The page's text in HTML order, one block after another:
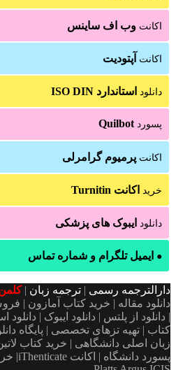
اکانت وب اف ساینس
اکانت آپتودیت
دانلود استاندارد ISO DIN
پسوردQuilbot
اکانت پرمیوم گرامرلی
خرید اکانت Turnitin
دانلود ایبوک های پزشکی
● ایمیل تلگرام و شماره تماس
دارالترجمه رسمی | ترجمه زبان |
| دانلود از پلتس | دانلود ایبوک |
کتاب | تهیه تزهای تخصصی | پایگاه
زبان اصلی دانشگاهی | خرید کتاب